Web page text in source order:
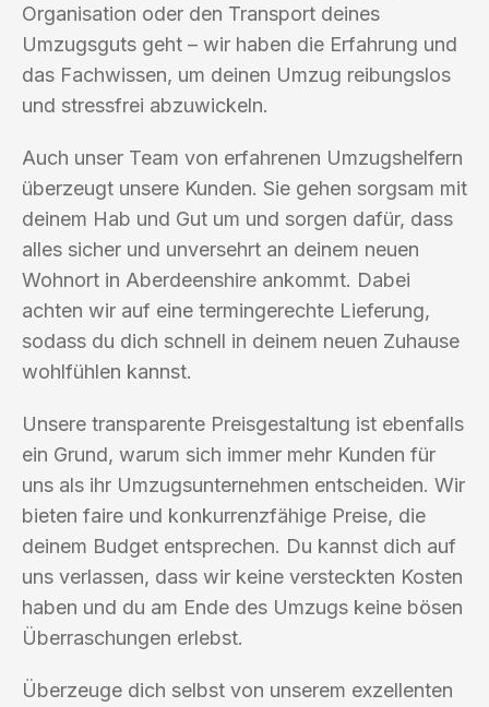
Organisation oder den Transport deines
Umzugsguts geht – wir haben die Erfahrung und
das Fachwissen, um deinen Umzug reibungslos
und stressfrei abzuwickeln.
Auch unser Team von erfahrenen Umzugshelfern
überzeugt unsere Kunden. Sie gehen sorgsam mit
deinem Hab und Gut um und sorgen dafür, dass
alles sicher und unversehrt an deinem neuen
Wohnort in Aberdeenshire ankommt. Dabei
achten wir auf eine termingerechte Lieferung,
sodass du dich schnell in deinem neuen Zuhause
wohlfühlen kannst.
Unsere transparente Preisgestaltung ist ebenfalls
ein Grund, warum sich immer mehr Kunden für
uns als ihr Umzugsunternehmen entscheiden. Wir
bieten faire und konkurrenzfähige Preise, die
deinem Budget entsprechen. Du kannst dich auf
uns verlassen, dass wir keine versteckten Kosten
haben und du am Ende des Umzugs keine bösen
Überraschungen erlebst.
Überzeuge dich selbst von unserem exzellenten